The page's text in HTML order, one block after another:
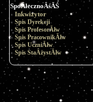
SpoÂłecznoÂśĂŚ
Inkwizytor
Spis Dyrekcji
Spis ProfesorĂłw
Spis PracownikĂłw
Spis UczniĂłw
Spis StaÂżystĂłw